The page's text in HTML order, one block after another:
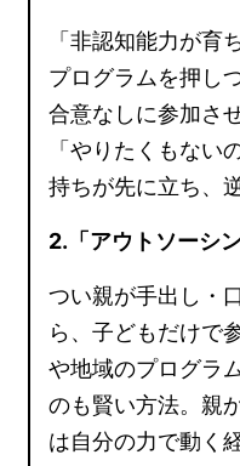
「非認知能力が育
プログラムを押し
合意なしに参加さ
「やりたくもない
持ちが先に立ち、
2.「アウトソーシ
つい親が手出し・
ら、子どもだけで
や地域のプログラ
のも賢い方法。親
は自分の力で動く